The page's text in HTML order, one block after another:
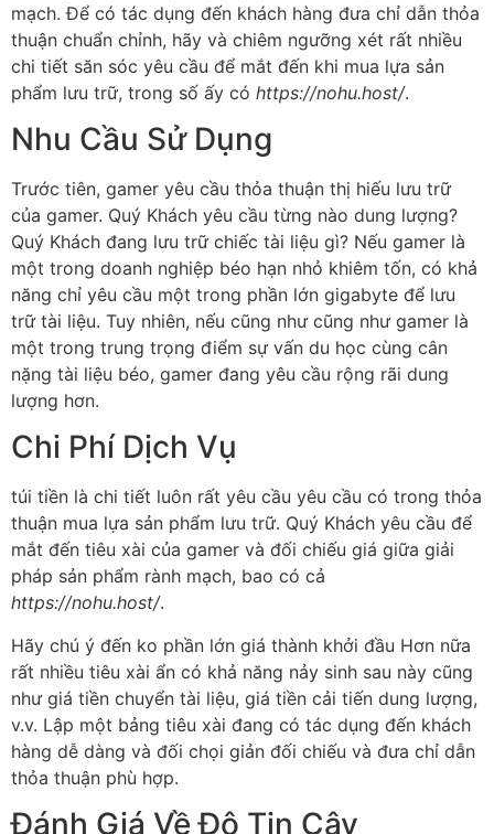
mạch. Để có tác dụng đến khách hàng đưa chỉ dẫn thỏa
thuận chuẩn chỉnh, hãy và chiêm ngưỡng xét rất nhiều
chi tiết săn sóc yêu cầu để mắt đến khi mua lựa sản
phẩm lưu trữ, trong số ấy có https://nohu.host/.
Nhu Cầu Sử Dụng
Trước tiên, gamer yêu cầu thỏa thuận thị hiếu lưu trữ
của gamer. Quý Khách yêu cầu từng nào dung lượng?
Quý Khách đang lưu trữ chiếc tài liệu gì? Nếu gamer là
một trong doanh nghiệp béo hạn nhỏ khiêm tốn, có khả
năng chỉ yêu cầu một trong phần lớn gigabyte để lưu
trữ tài liệu. Tuy nhiên, nếu cũng như cũng như gamer là
một trong trung trọng điểm sự vấn du học cùng cân
nặng tài liệu béo, gamer đang yêu cầu rộng rãi dung
lượng hơn.
Chi Phí Dịch Vụ
túi tiền là chi tiết luôn rất yêu cầu yêu cầu có trong thỏa
thuận mua lựa sản phẩm lưu trữ. Quý Khách yêu cầu để
mắt đến tiêu xài của gamer và đối chiếu giá giữa giải
pháp sản phẩm rành mạch, bao có cả
https://nohu.host/.
Hãy chú ý đến ko phần lớn giá thành khởi đầu Hơn nữa
rất nhiều tiêu xài ẩn có khả năng nảy sinh sau này cũng
như giá tiền chuyển tài liệu, giá tiền cải tiến dung lượng,
v.v. Lập một bảng tiêu xài đang có tác dụng đến khách
hàng dễ dàng và đối chọi giản đối chiếu và đưa chỉ dẫn
thỏa thuận phù hợp.
Đánh Giá Về Độ Tin Cậy